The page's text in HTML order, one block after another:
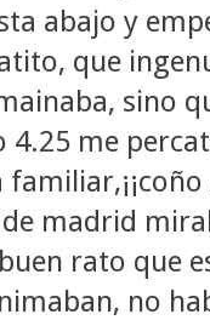
abajo y
que
sino
4.25 me
de madrid
rato que
no